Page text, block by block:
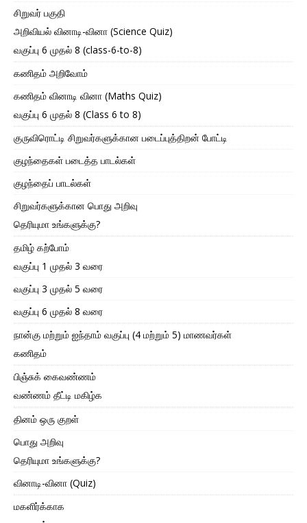
சிறுவர் பகுதி
அறிவியல் வினாடி-வினா (Science Quiz)
வகுப்பு 6 முதல் 8 (class-6-to-8)
கணிதம் அறிவோம்
கணிதம் வினாடி வினா (Maths Quiz)
வகுப்பு 6 முதல் 8 (Class 6 to 8)
குருவிரொட்டி சிறுவர்களுக்கான படைப்புத்திறன் போட்டி
குழந்தைகள் படைத்த பாடல்கள்
குழந்தைப் பாடல்கள்
சிறுவர்களுக்கான பொது அறிவு
தெரியுமா உங்களுக்கு?
தமிழ் கற்போம்
வகுப்பு 1 முதல் 3 வரை
வகுப்பு 3 முதல் 5 வரை
வகுப்பு 6 முதல் 8 வரை
நான்கு மற்றும் ஐந்தாம் வகுப்பு (4 மற்றும் 5) மாணவர்கள்
கணிதம்
பிஞ்சுக் கைவண்ணம்
வண்ணம் தீட்டி மகிழ்க
தினம் ஒரு குறள்
பொது அறிவு
தெரியுமா உங்களுக்கு?
வினாடி-வினா (Quiz)
மகளிர்க்காக